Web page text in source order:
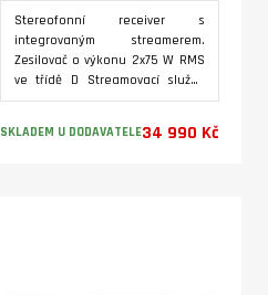
Stereofonní receiver s
integrovaným streamerem.
Zesilovač o výkonu 2x75 W RMS
ve třídě D Streamovací služby
Spotify Connect, Tidal Connect,
souborů ve vysokém rozlišení až
SKLADEM U DODAVATELE34 990 Kč